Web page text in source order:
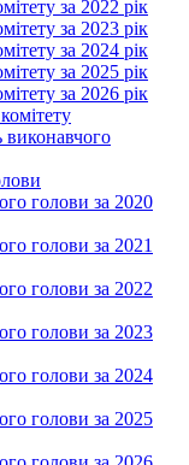
за 2022 рік
за 2023 рік
за 2024 рік
за 2025 рік
за 2026 рік
виконавчого
голови за 2020
голови за 2021
голови за 2022
голови за 2023
голови за 2024
голови за 2025